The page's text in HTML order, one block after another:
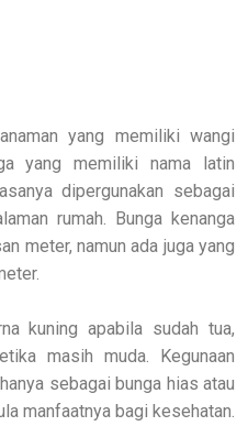
yang memiliki wangi
yang memiliki nama latin
dipergunakan sebagai
rumah. Bunga kenanga
meter, namun ada juga yang
kuning apabila sudah tua,
masih muda. Kegunaan
sebagai bunga hias atau
manfaatnya bagi kesehatan.